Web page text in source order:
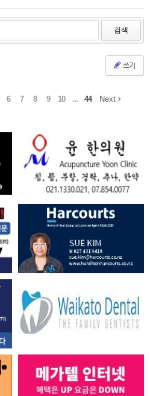
검색
쓰기
6 7 8 9 10 ... 44 Next